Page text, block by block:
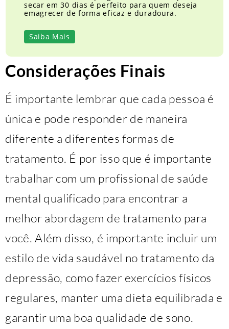
secar em 30 dias é perfeito para quem deseja
emagrecer de forma eficaz e duradoura.
Saiba Mais
Considerações Finais
É importante lembrar que cada pessoa é
única e pode responder de maneira
diferente a diferentes formas de
tratamento. É por isso que é importante
trabalhar com um profissional de saúde
mental qualificado para encontrar a
melhor abordagem de tratamento para
você. Além disso, é importante incluir um
estilo de vida saudável no tratamento da
depressão, como fazer exercícios físicos
regulares, manter uma dieta equilibrada e
garantir uma boa qualidade de sono.